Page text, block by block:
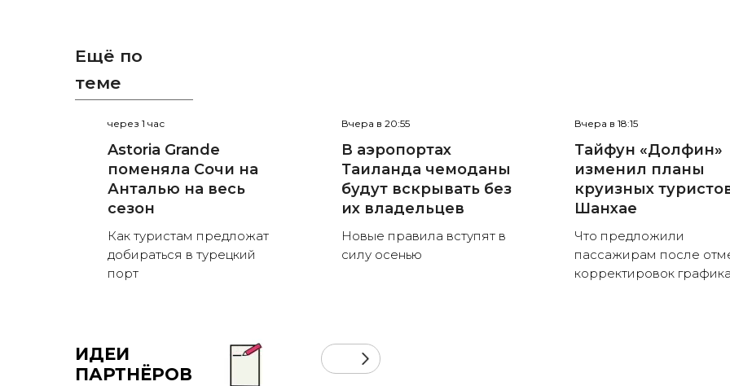
Ещё по
теме
через 1 час
Astoria Grande
поменяла Сочи на
Анталью на весь
сезон
Как туристам предложат
добираться в турецкий
порт
Вчера в 20:55
В аэропортах
Таиланда чемоданы
будут вскрывать без
их владельцев
Новые правила вступят в
силу осенью
Вчера в 18:15
Тайфун «Долфин»
изменил планы
круизных
Шанхае
Что предложили
пассажирам после
корректировок графика
ИДЕИ
ПАРТНЁРОВ